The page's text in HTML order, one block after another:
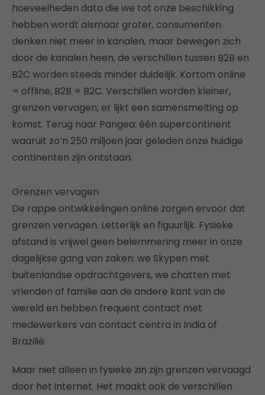
hoeveelheden data die we tot onze beschikking
hebben wordt alsmaar groter, consumenten
denken niet meer in kanalen, maar bewegen zich
door de kanalen heen, de verschillen tussen B2B en
B2C worden steeds minder duidelijk. Kortom online
= offline, B2B = B2C. Verschillen worden kleiner,
grenzen vervagen; er lijkt een samensmelting op
komst. Terug naar Pangea: één supercontinent
waaruit zo’n 250 miljoen jaar geleden onze huidige
continenten zijn ontstaan.
Grenzen vervagen
De rappe ontwikkelingen online zorgen ervoor dat
grenzen vervagen. Letterlijk en figuurlijk. Fysieke
afstand is vrijwel geen belemmering meer in onze
dagelijkse gang van zaken: we Skypen met
buitenlandse opdrachtgevers, we chatten met
vrienden of familie aan de andere kant van de
wereld en hebben frequent contact met
medewerkers van contact centra in India of
Brazilië.
Maar niet alleen in fysieke zin zijn grenzen vervaagd
door het internet. Het maakt ook de verschillen